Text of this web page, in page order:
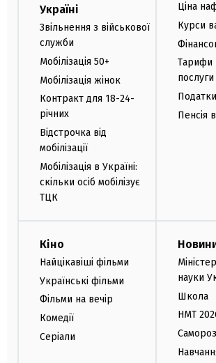
Україні
Звільнення з військової
служби
Мобілізація 50+
Мобілізація жінок
Контракт для 18-24-
річних
Відстрочка від
мобілізації
Мобілізація в Україні:
скільки осіб мобілізує
ТЦК
Ціна
Курси
Тарифи
послуги
Податки
Пенсія
Кіно
Найцікавіші фільми
Українські фільми
Фільми на вечір
Комедії
Серіали
науки
Школа
НМТ